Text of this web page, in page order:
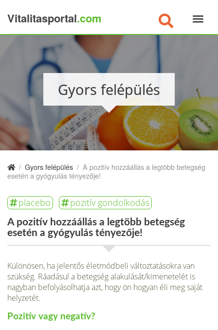
Vitalitasportal.com
Gyors felépülés
/ Gyors felépülés / A pozitív hozzáállás a legtöbb betegség
esetén a gyógyulás tényezője!
placebo pozitív gondolkodás
A pozitív hozzáállás a legtöbb betegség
esetén a gyógyulás tényezője!
Különösen, ha jelentős életmódbeli változtatásokra van
szükség. Ráadásul a betegség alakulását/kimenetelét is
nagyban befolyásolhatja azt, hogy ön hogyan éli meg saját
helyzetét.
Pozitív vagy negatív?
×